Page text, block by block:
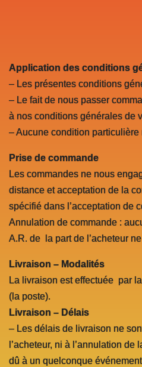
63000
Application des conditions
– Les présentes conditions
– Le fait de nous passer
à nos conditions générales de
– Aucune condition
Prise de commande
Les commandes ne nous
distance et acceptation de la
spécifié dans l’acceptation de
Annulation de commande :
A.R. de la part de l’acheteur
Livraison – Modalités
La livraison est effectuée par
(la poste).
Livraison – Délais
– Les délais de livraison ne
l’acheteur, ni à l’annulation
dû à un quelconque